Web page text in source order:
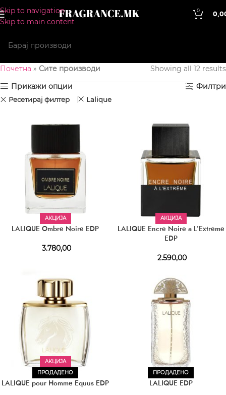
Skip to navigation
Skip to main content
0
Почетна » Сите производи
Showing all 12 results
Прикажи опции
Филтри
Ресетирај филтер Lalique
АКЦИЈА
LALIQUE Ombre Noire EDP
3.780,00
АКЦИЈА
LALIQUE Encre Noire a L’Extreme
EDP
2.590,00
АКЦИЈА
ПРОДАДЕНО
LALIQUE pour Homme Equus EDP
ПРОДАДЕНО
LALIQUE EDP